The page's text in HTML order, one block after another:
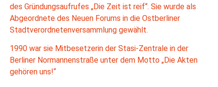
des Gründungsaufrufes „Die Zeit ist reif“. Sie wurde als
Abgeordnete des Neuen Forums in die Ostberliner
Stadtverordnetenversammlung gewählt.
1990 war sie Mitbesetzerin der Stasi-Zentrale in der
Berliner Normannenstraße unter dem Motto „Die Akten
gehören uns!“